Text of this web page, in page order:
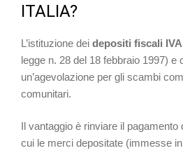
ITALIA?
L’istituzione dei depositi fiscali IVA
legge n. 28 del 18 febbraio 1997) e
un’agevolazione per gli scambi
comunitari.
Il vantaggio è rinviare il pagamento
cui le merci depositate (immesse